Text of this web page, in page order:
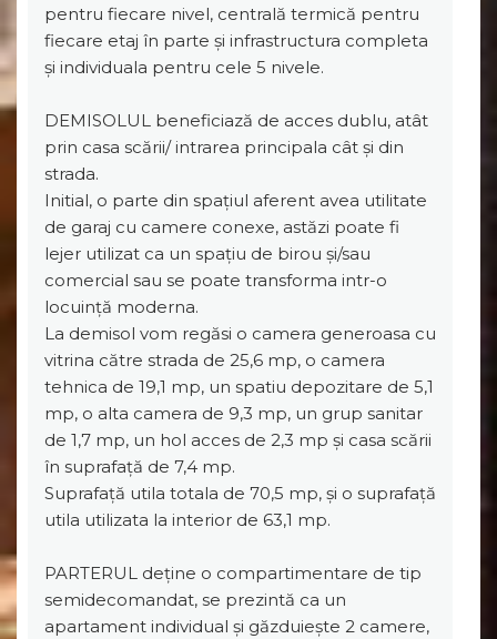
pentru fiecare nivel, centrală termică pentru
fiecare etaj în parte și infrastructura completa
și individuala pentru cele 5 nivele.
DEMISOLUL beneficiază de acces dublu, atât
prin casa scării/ intrarea principala cât și din
strada.
Initial, o parte din spațiul aferent avea utilitate
de garaj cu camere conexe, astăzi poate fi
lejer utilizat ca un spațiu de birou și/sau
comercial sau se poate transforma intr-o
locuință moderna.
La demisol vom regăsi o camera generoasa cu
vitrina către strada de 25,6 mp, o camera
tehnica de 19,1 mp, un spatiu depozitare de 5,1
mp, o alta camera de 9,3 mp, un grup sanitar
de 1,7 mp, un hol acces de 2,3 mp și casa scării
în suprafață de 7,4 mp.
Suprafață utila totala de 70,5 mp, și o suprafață
utila utilizata la interior de 63,1 mp.
PARTERUL deține o compartimentare de tip
semidecomandat, se prezintă ca un
apartament individual și găzduiește 2 camere,